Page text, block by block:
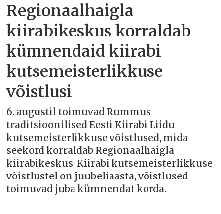
Regionaalhaigla
kiirabikeskus korraldab
kümnendaid kiirabi
kutsemeisterlikkuse
võistlusi
6. augustil toimuvad Rummus
traditsioonilised Eesti Kiirabi Liidu
kutsemeisterlikkuse võistlused, mida
seekord korraldab Regionaalhaigla
kiirabikeskus. Kiirabi kutsemeisterlikkuse
võistlustel on juubeliaasta, võistlused
toimuvad juba kümnendat korda.